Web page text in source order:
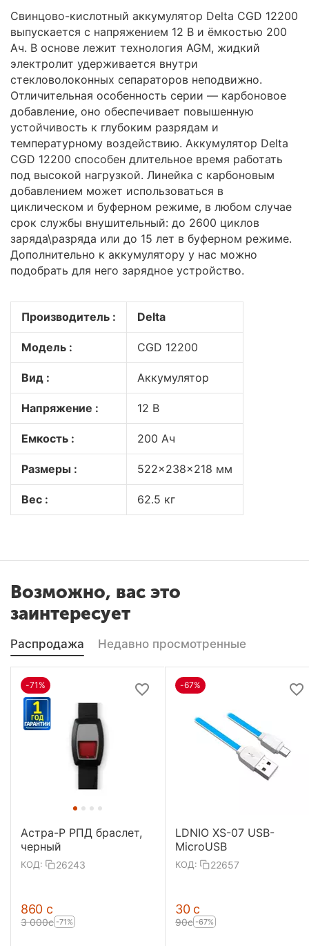
Свинцово-кислотный аккумулятор Delta CGD 12200
выпускается с напряжением 12 В и ёмкостью 200
Ач. В основе лежит технология AGM, жидкий
электролит удерживается внутри
стекловолоконных сепараторов неподвижно.
Отличительная особенность серии — карбоновое
добавление, оно обеспечивает повышенную
устойчивость к глубоким разрядам и
температурному воздействию. Аккумулятор Delta
CGD 12200 способен длительное время работать
под высокой нагрузкой. Линейка с карбоновым
добавлением может использоваться в
циклическом и буферном режиме, в любом случае
срок службы внушительный: до 2600 циклов
заряда\разряда или до 15 лет в буферном режиме.
Дополнительно к аккумулятору у нас можно
подобрать для него зарядное устройство.
Производитель : Delta
Модель : CGD 12200
Вид : Аккумулятор
Напряжение : 12 В
Емкость : 200 Ач
Размеры : 522x238x218 мм
Вес : 62.5 кг
Возможно, вас это
заинтересует
Распродажа Недавно просмотренные
-71%
Астра-Р РПД браслет,
черный
КОД: 26243
‍860‍ с
3 000с -71%
-67%
LDNIO XS-07 USB-
MicroUSB
КОД: 22657
‍30‍ с
‍90‍с -67%